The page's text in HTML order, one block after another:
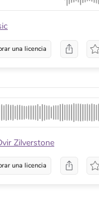
una licencia
Zilverstone
una licencia